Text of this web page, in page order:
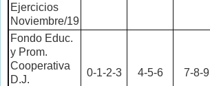
Ejercicios
Noviembre/19
Fondo Educ.
y Prom.
Cooperativa
D.J.
0-1-2-3 4-5-6 7-8-9